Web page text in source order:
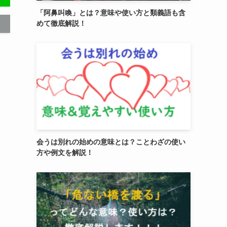
「阿鼻叫喚」とは？意味や使い方と類義語も含
めて徹底解説！
会うは別れの始めの意味とは？ことわざの使い
方や例文を解説！